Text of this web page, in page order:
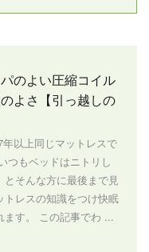
のよい圧縮コイル
よさ【引っ越しの
以上同じマットレスで
つもベッドはニトリし
そんな方に最後まで見
トレスの知識をつけ快眠
ます。 この記事でわ ...